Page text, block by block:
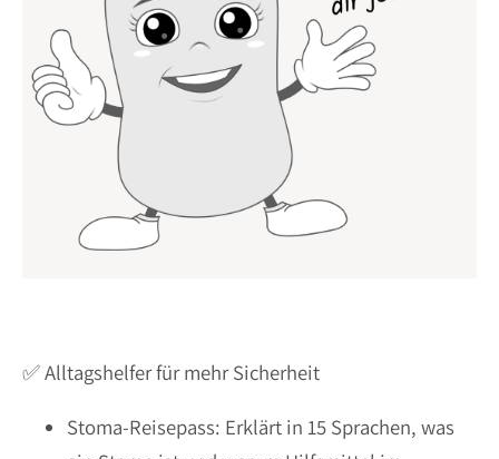
✅ Alltagshelfer für mehr Sicherheit
Stoma-Reisepass: Erklärt in 15 Sprachen, was